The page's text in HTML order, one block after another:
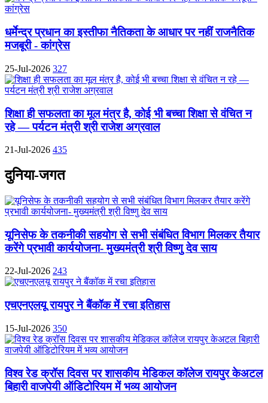
धर्मेन्द्र प्रधान का इस्तीफा नैतिकता के आधार पर नहीं राजनैतिक
मजबूरी - कांग्रेस
25-Jul-2026 327
शिक्षा ही सफलता का मूल मंत्र है, कोई भी बच्चा शिक्षा से वंचित न
रहे — पर्यटन मंत्री श्री राजेश अग्रवाल
21-Jul-2026 435
दुनिया-जगत
यूनिसेफ के तकनीकी सहयोग से सभी संबंधित विभाग मिलकर तैयार
करेंगे प्रभावी कार्ययोजना- मुख्यमंत्री श्री विष्णु देव साय
22-Jul-2026 243
एचएनएलयू रायपुर ने बैंकॉक में रचा इतिहास
15-Jul-2026 350
विश्व रेड क्रॉस दिवस पर शासकीय मेडिकल कॉलेज रायपुर केअटल
बिहारी वाजपेयी ऑडिटोरियम में भव्य आयोजन